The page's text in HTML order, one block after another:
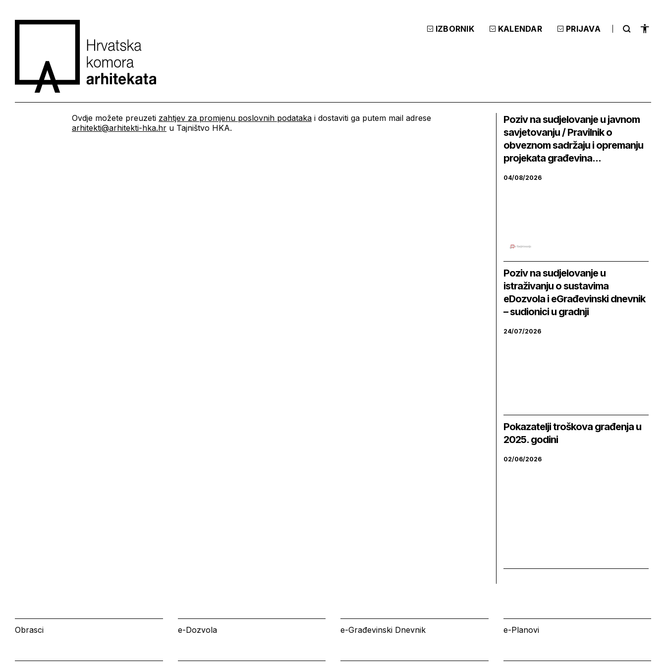
IZBORNIK KALENDAR PRIJAVA
Ovdje možete preuzeti zahtjev za promjenu poslovnih podataka i dostaviti ga putem mail adrese
arhitekti@arhitekti-hka.hr u Tajništvo HKA.
Poziv na sudjelovanje u javnom
savjetovanju / Pravilnik o
obveznom sadržaju i opremanju
projekata građevina...
04/08/2026
Poziv na sudjelovanje u
istraživanju o sustavima
eDozvola i eGrađevinski dnevnik
– sudionici u gradnji
24/07/2026
Pokazatelji troškova građenja u
2025. godini
02/06/2026
Obrasci e-Dozvola e-Građevinski Dnevnik e-Planovi